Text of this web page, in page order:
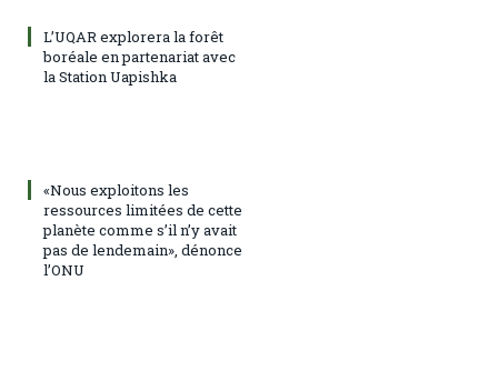
L’UQAR explorera la forêt
boréale en partenariat avec
la Station Uapishka
«Nous exploitons les
ressources limitées de cette
planète comme s’il n’y avait
pas de lendemain», dénonce
l’ONU